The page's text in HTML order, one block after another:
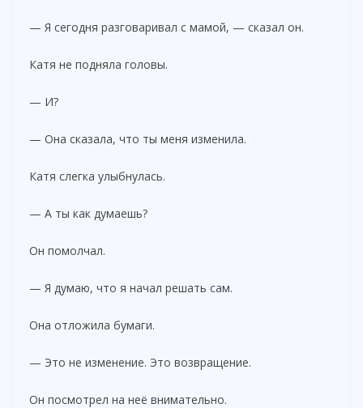
— Я сегодня разговаривал с мамой, — сказал он.
Катя не подняла головы.
— И?
— Она сказала, что ты меня изменила.
Катя слегка улыбнулась.
— А ты как думаешь?
Он помолчал.
— Я думаю, что я начал решать сам.
Она отложила бумаги.
— Это не изменение. Это возвращение.
Он посмотрел на неё внимательно.